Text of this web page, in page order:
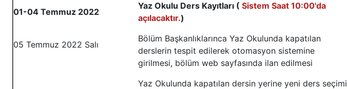
01-04 Temmuz 2022
Yaz Okulu Ders Kayıtları ( Sistem Saat 10:00'da
açılacaktır.)
05 Temmuz 2022 Salı
Bölüm Başkanlıklarınca Yaz Okulunda kapatılan
derslerin tespit edilerek otomasyon sistemine
girilmesi, bölüm web sayfasında ilan edilmesi
Yaz Okulunda kapatılan dersin yerine yeni ders seçimi